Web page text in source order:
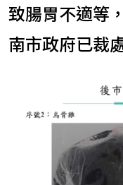
致腸胃不適等
南市政府已裁